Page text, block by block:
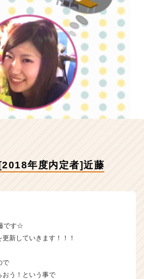
の
ベ
年度内定者]近藤
です☆
新していきます！！！
で
おう！という事で